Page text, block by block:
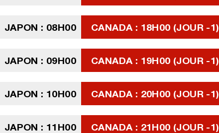
JAPON : 08H00 CANADA : 18H00 (JOUR -1)
JAPON : 09H00 CANADA : 19H00 (JOUR -1)
JAPON : 10H00 CANADA : 20H00 (JOUR -1)
JAPON : 11H00 CANADA : 21H00 (JOUR -1)